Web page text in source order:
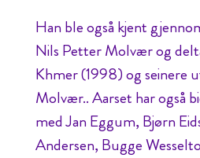
Han ble også kjent
Nils Petter Molvær og
Khmer (1998) og seinere
Molvær.. Aarset har også
med Jan Eggum, Bjørn
Andersen, Bugge